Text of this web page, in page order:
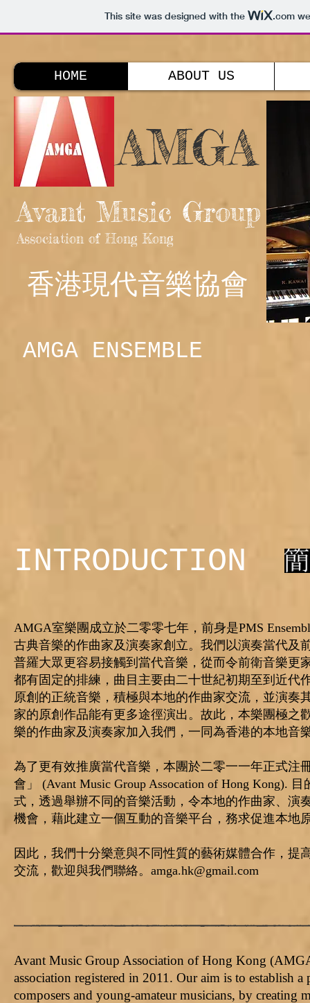
This site was designed with the .com
HOME ABOUT US
Avant Music Group
Association of Hong Kong
香港現代音樂協會
AMGA
AMGA ENSEMBLE
INTRODUCTION
AMGA室樂團成立於二零零七年，前身是PMS
古典音樂的作曲家及演奏家創立。我們以演奏當代及
普羅大眾更容易接觸到當代音樂，從而令前衛音樂更
都有固定的排練，曲目主要由二十世紀初期至到近代
原創的正統音樂，積極與本地的作曲家交流，並演奏
家的原創作品能有更多途徑演出。故此，本樂團極之
樂的作曲家及演奏家加入我們，一同為香港的本地音
為了更有效推廣當代音樂，本團於二零一一年正式注
會」 (Avant Music Group Assocation of Hong Kong).
式，透過舉辦不同的音樂活動，令本地的作曲家、演
機會，藉此建立一個互動的音樂平台，務求促進本地
因此，我們十分樂意與不同性質的藝術媒體合作，提
交流，歡迎與我們聯絡。 amga.hk@gmail.com
Avant Music Group Association of Hong Kong
association registered in 2011. Our aim is to establish
composers and young-amateur musicians, by creating